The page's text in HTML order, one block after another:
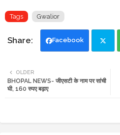
Tags Gwalior
Facebook
tte
OLDER
BHOPAL NEWS- जीएसटी के नाम पर सांची
घी, 160 रुपए बढ़ाए